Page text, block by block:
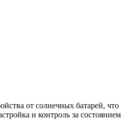
от солнечных батарей, что
и контроль за состоянием